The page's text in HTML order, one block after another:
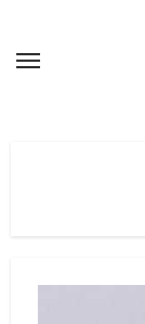
content